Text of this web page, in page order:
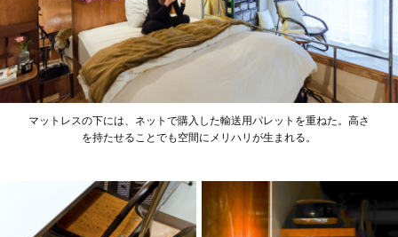
マットレスの下には、ネットで購入した輸送用パレットを重ねた。高さ
を持たせることでも空間にメリハリが生まれる。